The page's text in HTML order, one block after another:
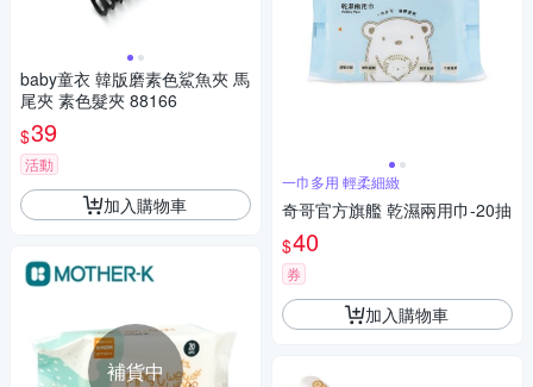
baby童衣 韓版磨素色鯊魚夾 馬
尾夾 素色髮夾 88166
$39
活動
加入購物車
補貨中
一巾多用 輕柔細緻
奇哥官方旗艦 乾濕兩用巾-20抽
$40
券
加入購物車